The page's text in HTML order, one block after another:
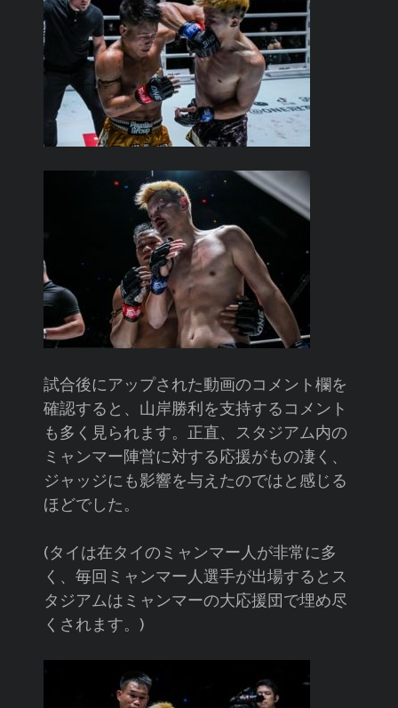
試合後にアップされた動画のコメント欄を
確認すると、山岸勝利を支持するコメント
も多く見られます。正直、スタジアム内の
ミャンマー陣営に対する応援がもの凄く、
ジャッジにも影響を与えたのではと感じる
ほどでした。
(タイは在タイのミャンマー人が非常に多
く、毎回ミャンマー人選手が出場するとス
タジアムはミャンマーの大応援団で埋め尽
くされます。)